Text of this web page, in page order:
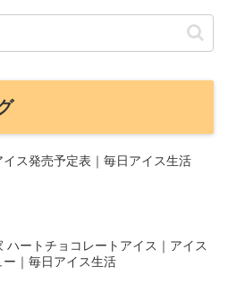
イス発売予定表｜毎日アイス生活
ハートチョコレートアイス｜アイス
ー｜毎日アイス生活